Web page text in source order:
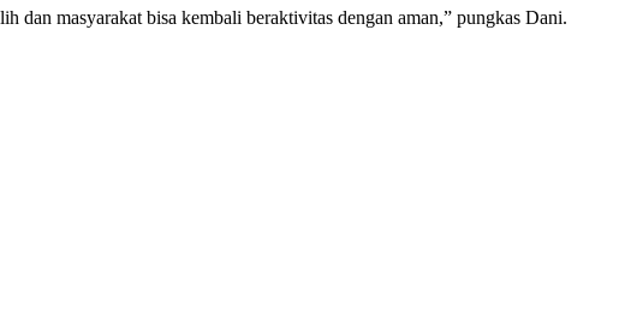
dan masyarakat bisa kembali beraktivitas dengan aman,” pungkas Dani.